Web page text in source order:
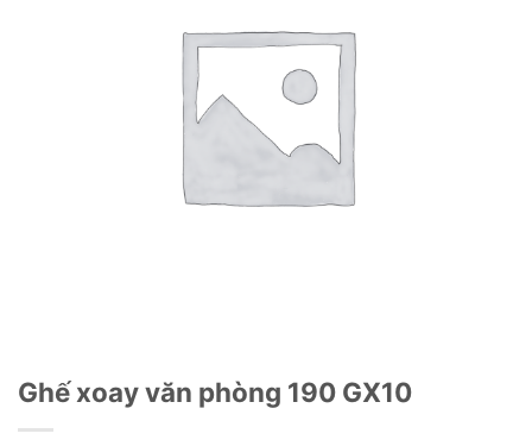
Ghế xoay văn phòng 190 GX10